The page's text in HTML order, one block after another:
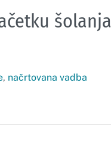
šolanja
, načrtovana vadba